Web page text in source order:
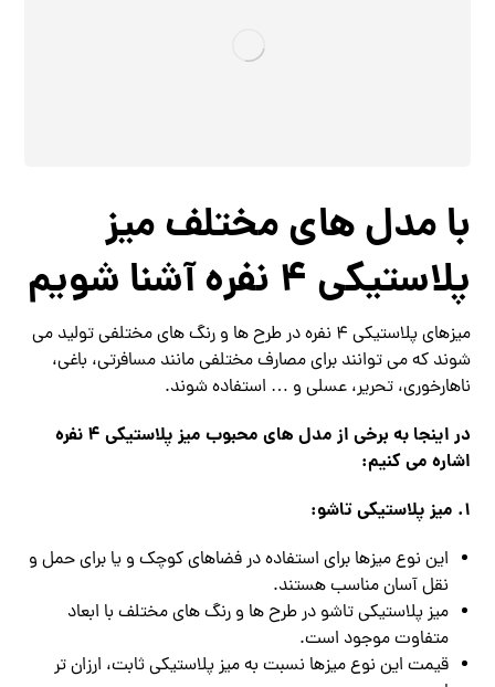
با مدل های مختلف میز
پلاستیکی 4 نفره آشنا شویم
میزهای پلاستیکی 4 نفره در طرح‌ ها و رنگ‌ های مختلفی تولید می‌
شوند که می‌ توانند برای مصارف مختلفی مانند مسافرتی، باغی،
ناهارخوری، تحریر، عسلی و … استفاده شوند.
در اینجا به برخی از مدل‌ های محبوب میز پلاستیکی 4 نفره
اشاره می‌ کنیم:
1. میز پلاستیکی تاشو:
این نوع میزها برای استفاده در فضاهای کوچک و یا برای حمل و
نقل آسان مناسب هستند.
میز پلاستیکی تاشو در طرح‌ ها و رنگ‌ های مختلف با ابعاد
متفاوت موجود است.
قیمت این نوع میزها نسبت به میز پلاستیکی ثابت، ارزان‌ تر